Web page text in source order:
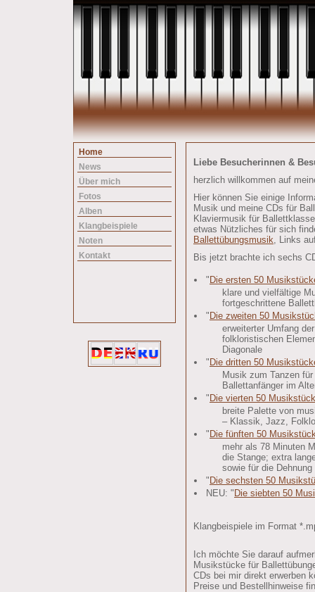
Home
News
Über mich
Fotos
Alben
Klangbeispiele
Noten
Kontakt
Liebe Besucherinnen &
herzlich willkommen auf
Hier können Sie einige
Musik und meine CDs für
Klaviermusik für
etwas Nützliches für sich
Ballettübungsmusik, Links
Bis jetzt brachte ich sechs
" Die ersten 50
klare und vielfältige
fortgeschrittene
" Die zweiten 50
erweiterter Umfang
folkloristischen
Diagonale
" Die dritten 50
Musik zum Tanzen
Ballettanfänger im
" Die vierten 50
breite Palette von
– Klassik, Jazz,
" Die fünften 50
mehr als 78 Minuten
die Stange; extra
sowie für die Dehnung
" Die sechsten 50
NEU: " Die siebten 50
Klangbeispiele im Format
Ich möchte Sie darauf
Musikstücke für
CDs bei mir direkt erwerben
Preise und Bestellhinweise